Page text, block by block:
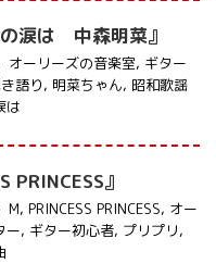
涙は 中森明菜』
オーリーズの音楽室, ギター
語り, 明菜ちゃん, 昭和歌謡
は
PRINCESS』
M, PRINCESS PRINCESS, オー
ー, ギター初心者, プリプリ,